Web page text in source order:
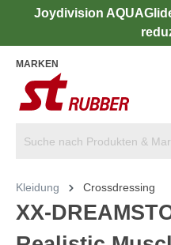
Joydivision
MARKEN
Kleidung Crossdressing
XX-